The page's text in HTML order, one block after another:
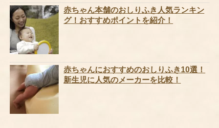
赤ちゃん本舗のおしりふき人気ランキン
グ！おすすめポイントを紹介！
赤ちゃんにおすすめのおしりふき10選！
新生児に人気のメーカーを比較！